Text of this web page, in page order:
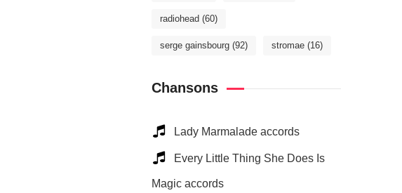
radiohead (60)
serge gainsbourg (92) stromae (16)
Chansons
Lady Marmalade accords
Every Little Thing She Does Is
Magic accords